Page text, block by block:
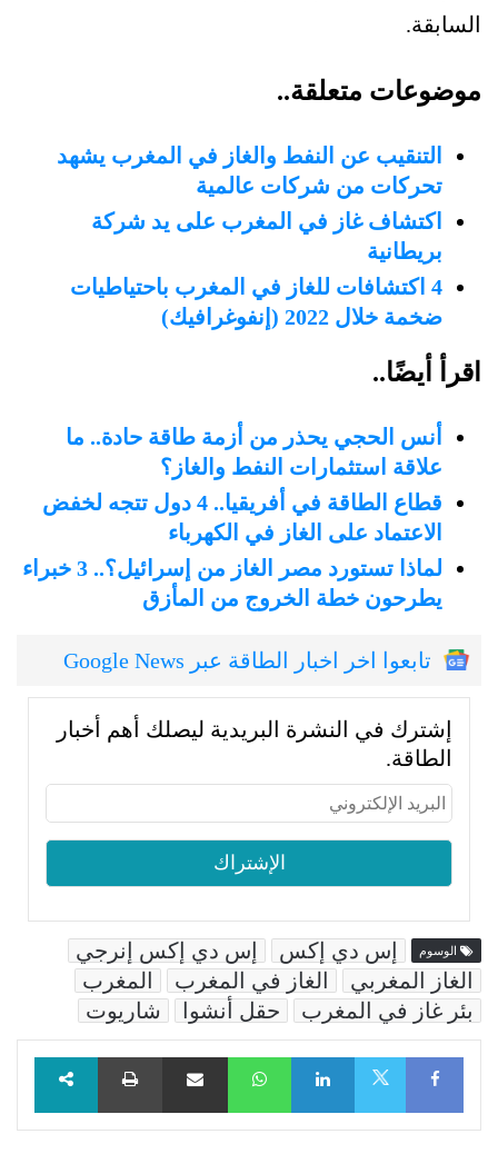
السابقة.
موضوعات متعلقة..
التنقيب عن النفط والغاز في المغرب يشهد
تحركات من شركات عالمية
اكتشاف غاز في المغرب على يد شركة
بريطانية
4 اكتشافات للغاز في المغرب باحتياطيات
ضخمة خلال 2022 (إنفوغرافيك)
اقرأ أيضًا..
أنس الحجي يحذر من أزمة طاقة حادة.. ما
علاقة استثمارات النفط والغاز؟
قطاع الطاقة في أفريقيا.. 4 دول تتجه لخفض
الاعتماد على الغاز في الكهرباء
لماذا تستورد مصر الغاز من إسرائيل؟.. 3 خبراء
يطرحون خطة الخروج من المأزق
تابعوا اخر اخبار الطاقة عبر Google News
إشترك في النشرة البريدية ليصلك أهم أخبار
الطاقة.
الوسوم إس دي إكس
إس دي إكس إنرجي
الغاز المغربي
الغاز في المغرب
المغرب
بئر غاز في المغرب
حقل أنشوا شاريوت
Facebook
LinkedIn
WhatsAppمشاركة عبر البريد طباعة